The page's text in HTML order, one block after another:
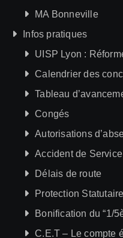
MA Bonneville
Infos pratiques
UISP Lyon :
Calendrier des
Tableau
Congés
Autorisations
Accident de Service
Délais de route
Protection Statutaire
Bonification du “1/
C.E.T – Le compte